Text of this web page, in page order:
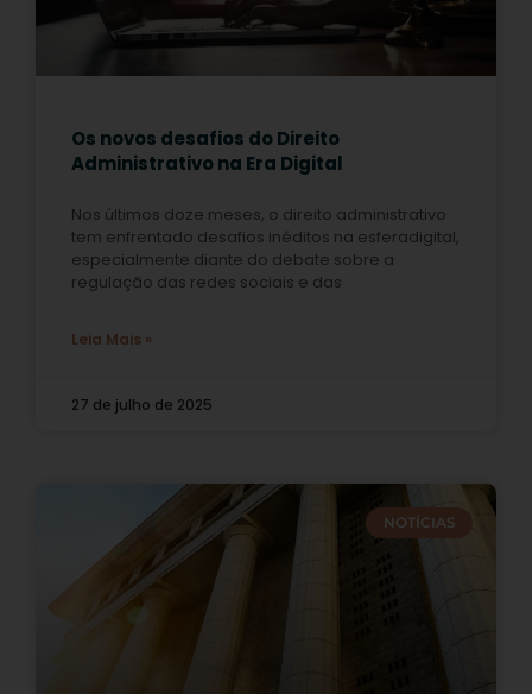
Os novos desafios do Direito
Administrativo na Era Digital
Nos últimos doze meses, o direito administrativo
tem enfrentado desafios inéditos na esferadigital,
especialmente diante do debate sobre a
regulação das redes sociais e das
Leia Mais »
27 de julho de 2025
NOTÍCIAS